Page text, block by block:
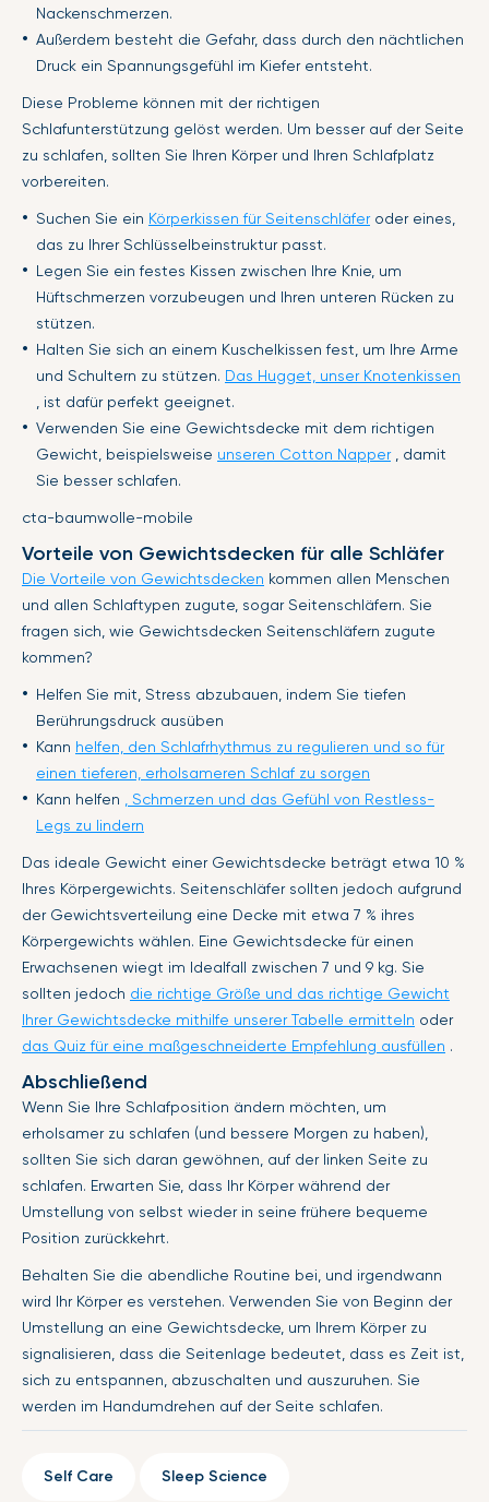
Nackenschmerzen.
Außerdem besteht die Gefahr, dass durch den nächtlichen
Druck ein Spannungsgefühl im Kiefer entsteht.
Diese Probleme können mit der richtigen
Schlafunterstützung gelöst werden. Um besser auf der Seite
zu schlafen, sollten Sie Ihren Körper und Ihren Schlafplatz
vorbereiten.
Suchen Sie ein Körperkissen für Seitenschläferoder eines,
das zu Ihrer Schlüsselbeinstruktur passt.
Legen Sie ein festes Kissen zwischen Ihre Knie, um
Hüftschmerzen vorzubeugen und Ihren unteren Rücken zu
stützen.
Halten Sie sich an einem Kuschelkissen fest, um Ihre Arme
und Schultern zu stützen. Das Hugget, unser Knotenkissen
, ist dafür perfekt geeignet.
Verwenden Sie eine Gewichtsdecke mit dem richtigen
Gewicht, beispielsweise unseren Cotton Napper, damit
Sie besser schlafen.
cta-baumwolle-mobile
Vorteile von Gewichtsdecken für alle Schläfer
Die Vorteile von Gewichtsdecken kommen allen Menschen
und allen Schlaftypen zugute, sogar Seitenschläfern. Sie
fragen sich, wie Gewichtsdecken Seitenschläfern zugute
kommen?
Helfen Sie mit, Stress abzubauen, indem Sie tiefen
Berührungsdruck ausüben
Kann helfen, den Schlafrhythmus zu regulieren und so für
einen tieferen, erholsameren Schlaf zu sorgen
Kann helfen
, Schmerzen und das Gefühl von Restless-
Legs zu lindern
Das ideale Gewicht einer Gewichtsdecke beträgt etwa 10 %
Ihres Körpergewichts. Seitenschläfer sollten jedoch aufgrund
der Gewichtsverteilung eine Decke mit etwa 7 % ihres
Körpergewichts wählen. Eine Gewichtsdecke für einen
Erwachsenen wiegt im Idealfall zwischen 7 und 9 kg. Sie
sollten jedoch die richtige Größe und das richtige Gewicht
Ihrer Gewichtsdecke mithilfe unserer Tabelle ermitteln oder
das Quiz für eine maßgeschneiderte Empfehlung ausfüllen .
Abschließend
Wenn Sie Ihre Schlafposition ändern möchten, um
erholsamer zu schlafen (und bessere Morgen zu haben),
sollten Sie sich daran gewöhnen, auf der linken Seite zu
schlafen. Erwarten Sie, dass Ihr Körper während der
Umstellung von selbst wieder in seine frühere bequeme
Position zurückkehrt.
Behalten Sie die abendliche Routine bei, und irgendwann
wird Ihr Körper es verstehen. Verwenden Sie von Beginn der
Umstellung an eine Gewichtsdecke, um Ihrem Körper zu
signalisieren, dass die Seitenlage bedeutet, dass es Zeit ist,
sich zu entspannen, abzuschalten und auszuruhen. Sie
werden im Handumdrehen auf der Seite schlafen.
Self Care Sleep Science